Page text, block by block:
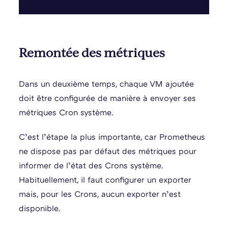
Remontée des métriques
Dans un deuxième temps, chaque VM ajoutée
doit être configurée de manière à envoyer ses
métriques Cron système.
C’est l’étape la plus importante, car Prometheus
ne dispose pas par défaut des métriques pour
informer de l’état des Crons système.
Habituellement, il faut configurer un exporter
mais, pour les Crons, aucun exporter n’est
disponible.